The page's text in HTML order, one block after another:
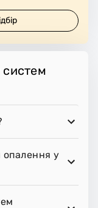
систем
опалення у